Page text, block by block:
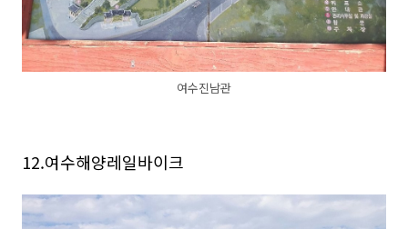
여수진남관
12.여수해양레일바이크